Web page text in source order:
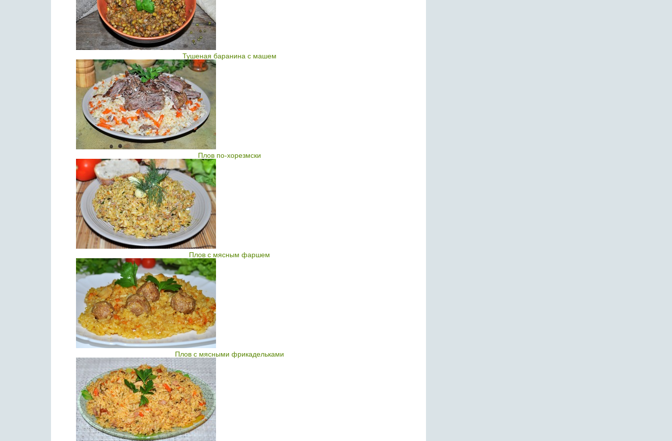
Тушеная баранина с машем
Плов по-хорезмски
Плов с мясным фаршем
Плов с мясными фрикадельками